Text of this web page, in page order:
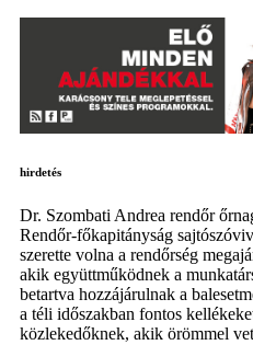
hirdetés
Dr. Szombati Andrea rendőr
Rendőr-főkapitányság
szerette volna a rendőrség
akik együttműködnek a
betartva hozzájárulnak a
a téli időszakban fontos
közlekedőknek, akik örömmel